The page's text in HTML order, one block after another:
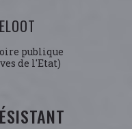
publique
de l'Etat)